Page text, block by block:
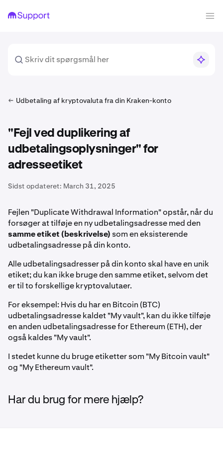
Udbetaling af kryptovaluta fra din Kraken-konto
"Fejl ved duplikering af
udbetalingsoplysninger" for
adresseetiket
Sidst opdateret: March 31, 2025
Fejlen "Duplicate Withdrawal Information" opstår, når du
forsøger at tilføje en ny udbetalingsadresse med den
samme etiket (beskrivelse) som en eksisterende
udbetalingsadresse på din konto.
Alle udbetalingsadresser på din konto skal have en unik
etiket; du kan ikke bruge den samme etiket, selvom det
er til to forskellige kryptovalutaer.
For eksempel: Hvis du har en Bitcoin (BTC)
udbetalingsadresse kaldet "My vault", kan du ikke tilføje
en anden udbetalingsadresse for Ethereum (ETH), der
også kaldes "My vault".
I stedet kunne du bruge etiketter som "My Bitcoin vault"
og "My Ethereum vault".
Har du brug for mere hjælp?